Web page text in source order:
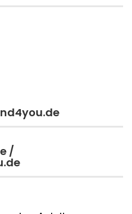
/